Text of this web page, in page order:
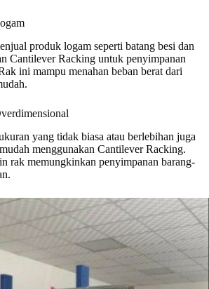
produk logam seperti batang besi dan
Cantilever Racking untuk penyimpanan
ini mampu menahan beban berat dari
yang tidak biasa atau berlebihan juga
menggunakan Cantilever Racking.
rak memungkinkan penyimpanan barang-